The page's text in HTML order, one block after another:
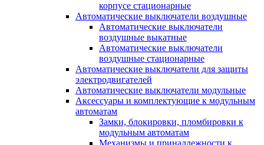
корпусе стационарные
Автоматические выключатели воздушные
Автоматические выключатели
воздушные выкатные
Автоматические выключатели
воздушные стационарные
Автоматические выключатели для защиты
электродвигателей
Автоматические выключатели модульные
Аксессуары и комплектующие к модульным
автоматам
Замки, блокировки, пломбировки к
модульным автоматам
Механизмы и принадлежности к